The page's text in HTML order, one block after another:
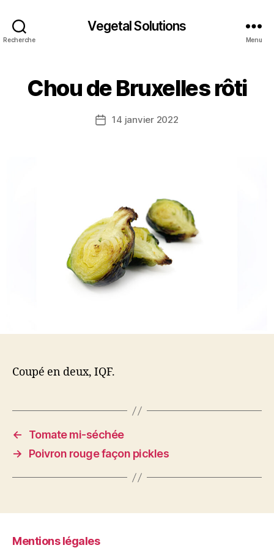
Recherche
Vegetal Solutions
Menu
Chou de Bruxelles rôti
Date14 janvier 2022
Coupé en deux, IQF.
←
Tomate mi-séchée
→
Poivron rouge façon pickles
Mentions légales